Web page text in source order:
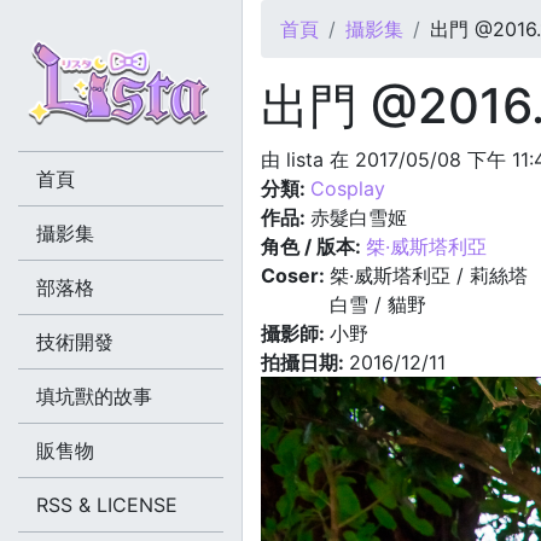
您在這裡
首頁 攝影集 出門
出門
由 lista 在 2017/05/08 下午
分類: Cosplay
作品: 赤髮白雪姬
角色 / 版本: 桀·威斯塔利亞
Coser: 桀·威斯塔利亞 / 莉絲塔
白雪 / 貓野
攝影師: 小野
拍攝日期: 2016/12/11
首頁
攝影集
部落格
技術開發
填坑獸的故事
販售物
RSS & LICENSE